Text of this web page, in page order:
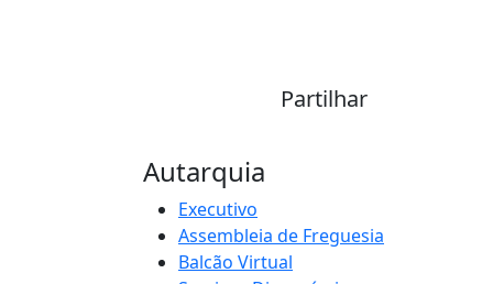
Partilhar
Autarquia
Executivo
Assembleia de Freguesia
Balcão Virtual